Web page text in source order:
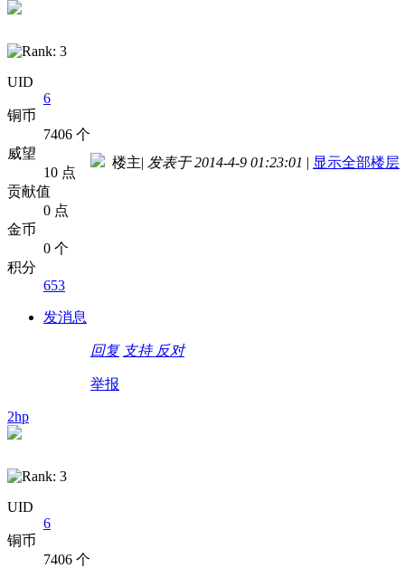
UID
6
铜币
7406 个
威望
10 点
贡献值
0 点
金币
0 个
积分
653
发消息
楼主| 发表于 2014-4-9 01:23:01 | 显示全部楼层
回复 支持 反对
举报
2hp
UID
6
铜币
7406 个